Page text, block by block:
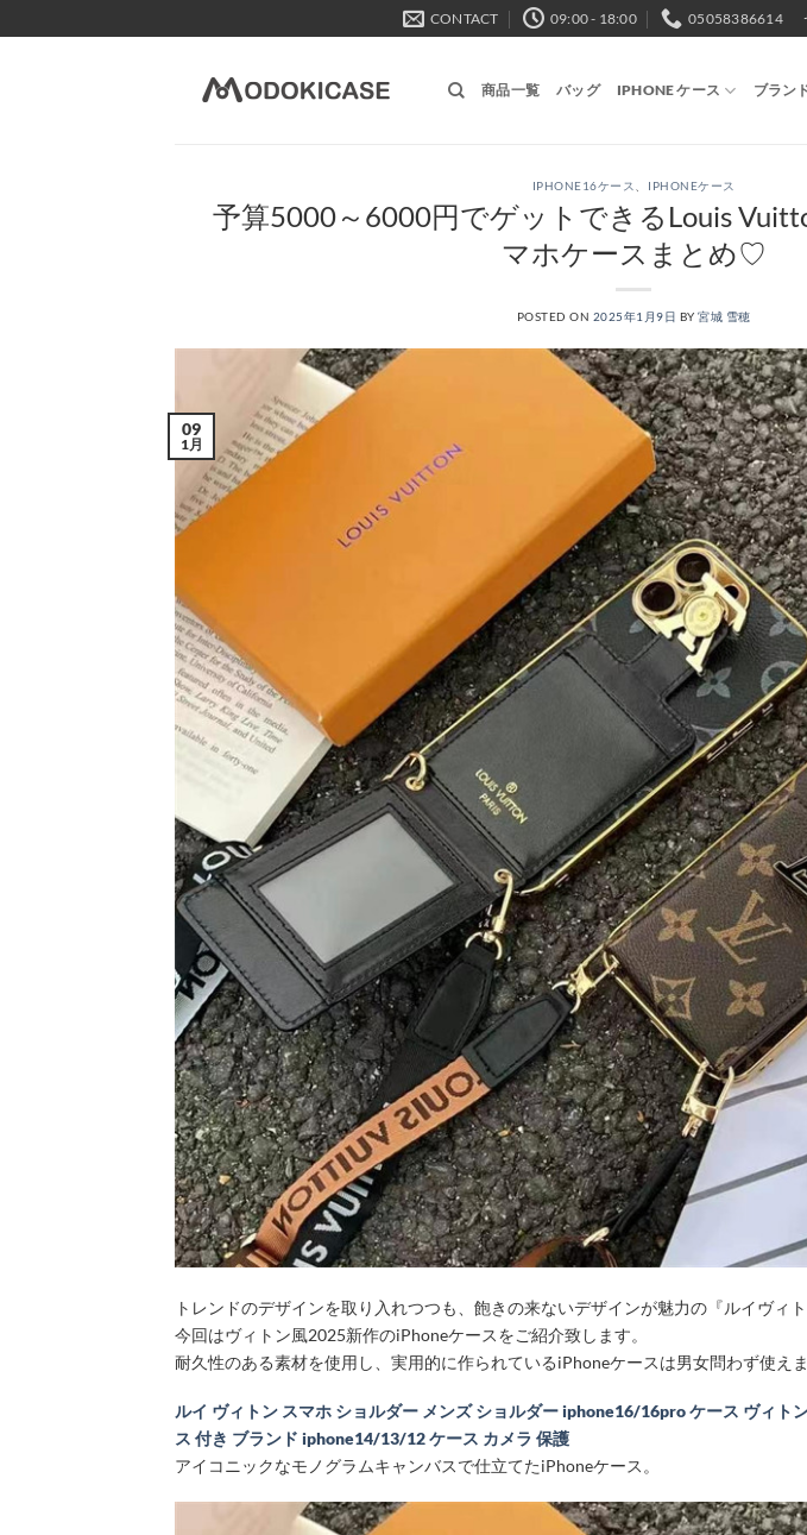
to
CONTACT 09:00 - 18:00 05058386614
商品一覧 バッグ IPHONE ケース ブラン
IPHONE16ケース IPHONEケース
予算5000～6000円でゲットできるLouis
マホケースまとめ♡
POSTED ON 2025年1月9日 BY宮城 雪穂
09
1月
トレンドのデザインを取り入れつつも、飽きの来ないデザインが魅力の『ルイヴィト
今回はヴィトン風2025新作のiPhoneケースをご紹介致します。
耐久性のある素材を使用し、実用的に作られているiPhoneケースは男女問わず使えま
ルイ ヴィトン スマホ ショルダー メンズ ショルダー iphone16/16pro ケース ヴィト
ス 付き ブランド iphone14/13/12 ケース カメラ 保護
アイコニックなモノグラムキャンバスで仕立てたiPhoneケース。